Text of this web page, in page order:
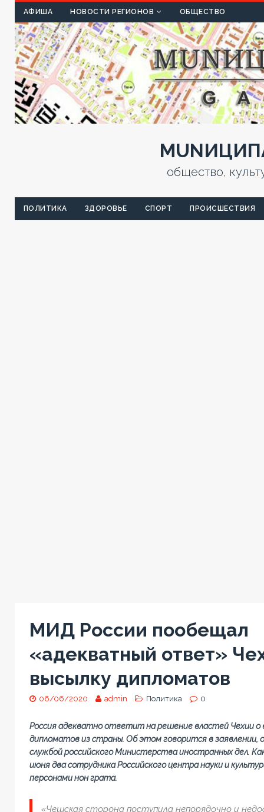
АФИША НОВОСТИ РЕГИОНОВ ОБЩЕСТВО
общество,
ПОЛИТИКА ЗДОРОВЬЕ СПОРТ ПРОИСШЕСТВИЯ
МИД России пообещал
«адекватный ответ»
высылку дипломатов
06/06/2020 admin Политика 0
Россия адекватно ответит на решение властей Чехии о
дипломатов из страны. Об этом говорится в заявлении,
службой российского Министерства иностранных дел.
июня два сотрудника Российского центра науки и
персонами нон грата.
«Чешская сторона поступила непорядочно и